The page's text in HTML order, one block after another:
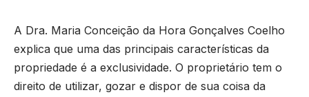
A Dra. Maria Conceição da Hora Gonçalves Coelho
explica que uma das principais características da
propriedade é a exclusividade. O proprietário tem o
direito de utilizar, gozar e dispor de sua coisa da